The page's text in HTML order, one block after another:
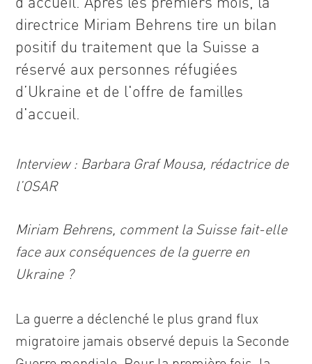
directrice Miriam Behrens tire un bilan
positif du traitement que la Suisse a
réservé aux personnes réfugiées
d’Ukraine et de l'offre de familles
d'accueil.
Interview : Barbara Graf Mousa, rédactrice de
l’OSAR
Miriam Behrens, comment la Suisse fait-elle
face aux conséquences de la guerre en
Ukraine ?
La guerre a déclenché le plus grand flux
migratoire jamais observé depuis la Seconde